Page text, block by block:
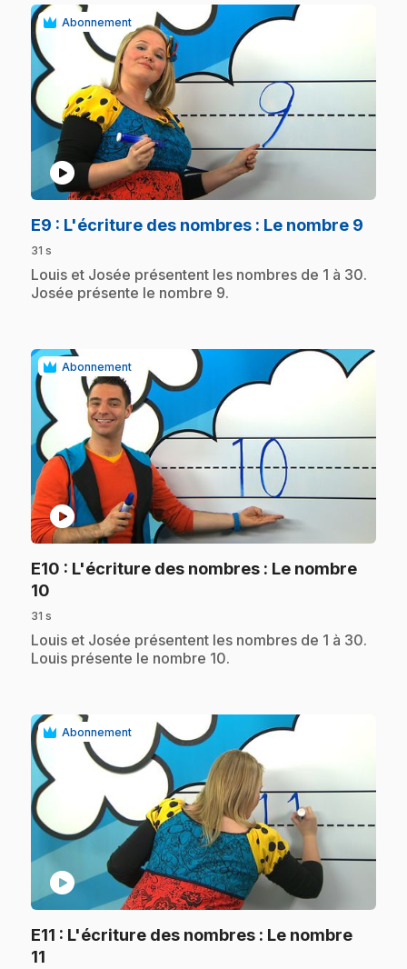
Abonnement
play_circle
E9 : L'écriture des nombres : Le nombre 9
31 s
.Louis et Josée présentent les nombres de 1 à 30.
Josée présente le nombre 9.
Abonnement
play_circle
E10 : L'écriture des nombres : Le nombre
10
31 s
.Louis et Josée présentent les nombres de 1 à 30.
Louis présente le nombre 10.
Abonnement
play_circle
E11 : L'écriture des nombres : Le nombre
11